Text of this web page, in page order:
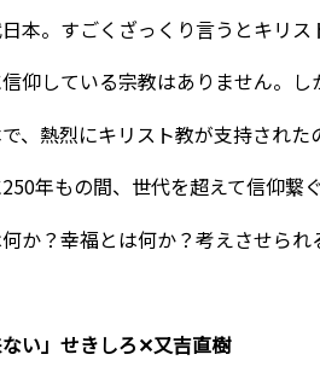
本。すごくざっくり言うとキリス
仰している宗教はありません。し
、熱烈にキリスト教が支持された
年もの間、世代を超えて信仰繋
か？幸福とは何か？考えさせられ
い」せきしろ✕又吉直樹